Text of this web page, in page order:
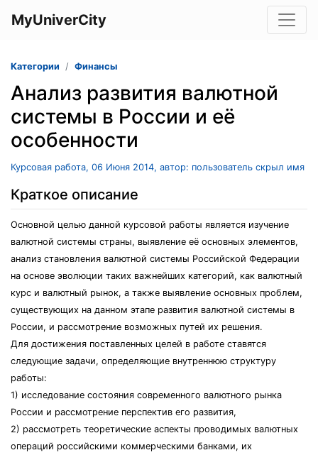
MyUniverCity
Категории Финансы
Анализ развития валютной
системы в России и её
особенности
Курсовая работа, 06 Июня 2014, автор: пользователь скрыл имя
Краткое описание
Основной целью данной курсовой работы является изучение
валютной системы страны, выявление её основных элементов,
анализ становления валютной системы Российской Федерации
на основе эволюции таких важнейших категорий, как валютный
курс и валютный рынок, а также выявление основных проблем,
существующих на данном этапе развития валютной системы в
России, и рассмотрение возможных путей их решения.
Для достижения поставленных целей в работе ставятся
следующие задачи, определяющие внутреннюю структуру
работы:
1) исследование состояния современного валютного рынка
России и рассмотрение перспектив его развития,
2) рассмотреть теоретические аспекты проводимых валютных
операций российскими коммерческими банками, их